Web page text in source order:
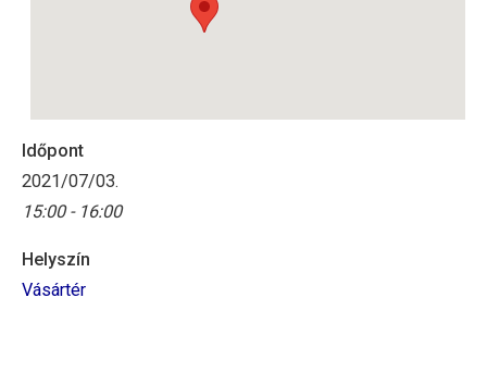
Időpont
2021/07/03.
15:00 - 16:00
Helyszín
Vásártér